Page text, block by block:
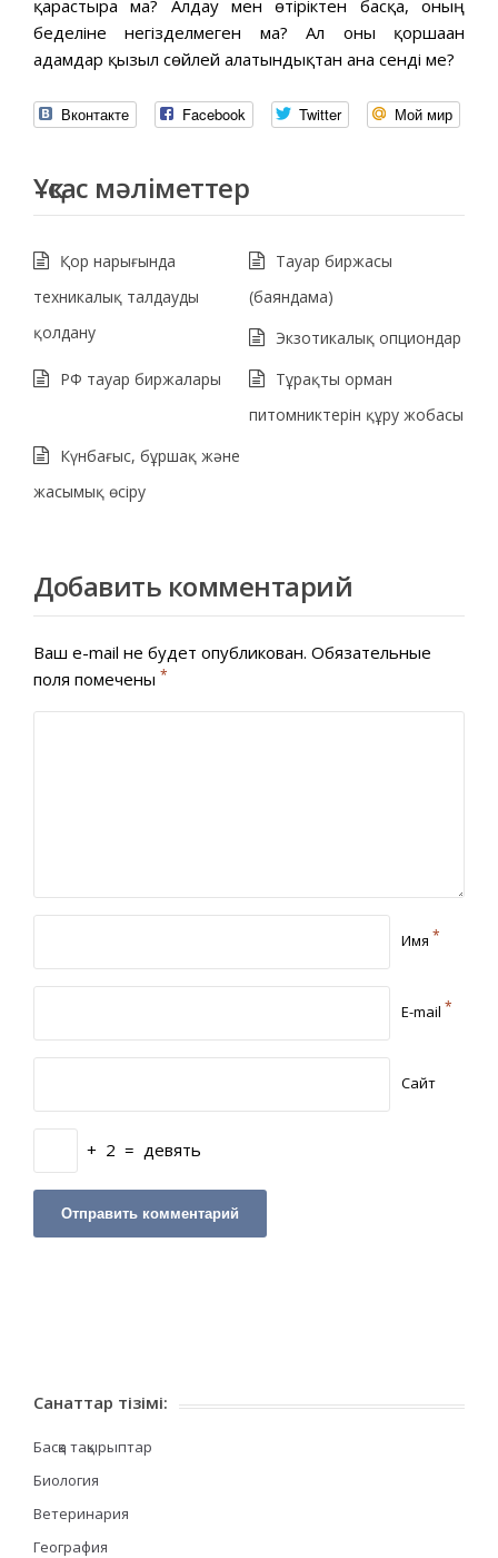
қарастыра ма? Алдау мен өтіріктен басқа, оның
беделіне негізделмеген ма? Ал оны қоршаған
адамдар қызыл сөйлей алатындықтан ғана сенді ме?
Вконтакте Facebook Twitter Мой мир
Ұқсас мәліметтер
Қор нарығында
техникалық талдауды
қолдану
Тауар биржасы
(баяндама)
Экзотикалық опциондар
РФ тауар биржалары
Тұрақты орман
питомниктерін құру жобасы
Күнбағыс, бұршақ және
жасымық өсіру
Добавить комментарий
Ваш e-mail не будет опубликован. Обязательные
поля помечены *
Имя *
E-mail *
Сайт
+ 2 = девять
Санаттар тізімі:
Басқа тақырыптар
Биология
Ветеринария
География